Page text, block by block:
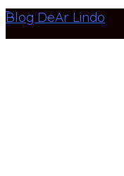
Blog DeAr Lindo